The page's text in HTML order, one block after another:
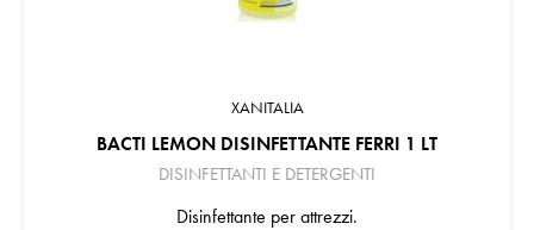
XANITALIA
BACTI LEMON DISINFETTANTE FERRI 1 LT
DISINFETTANTI E DETERGENTI
Disinfettante per attrezzi.